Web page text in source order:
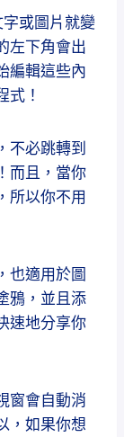
或圖片就變
左下角會出
編輯這些內
式！
不必跳轉到
而且，當你
所以你不用
也適用於圖
鴉，並且添
速地分享你
窗會自動消
，如果你想